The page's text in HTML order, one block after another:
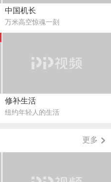
中国机长
万米高空惊魂一刻
修补生活
纽约年轻人的生活
更多